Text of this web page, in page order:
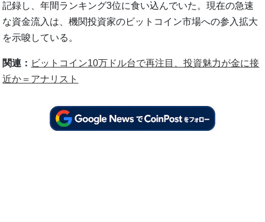
記録し、年間ランキング3位に食い込んでいた。現在の急速
な資金流入は、機関投資家のビットコイン市場への参入拡大
を示唆している。
関連： ビットコイン10万ドル台で再注目、投資魅力が金に接
近か＝アナリスト